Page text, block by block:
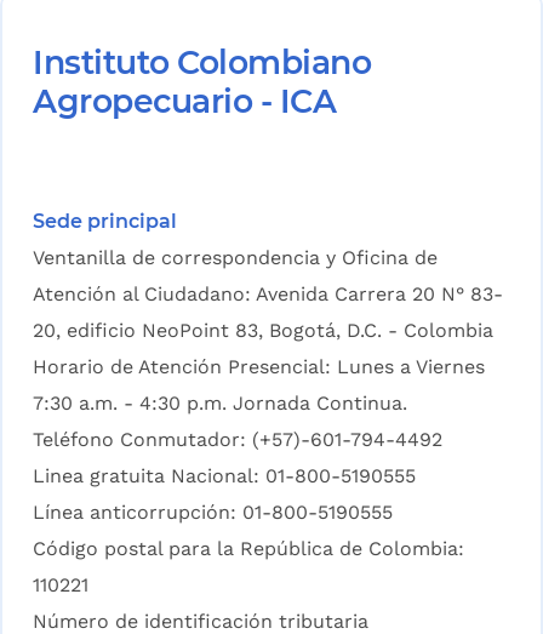
Instituto Colombiano
Agropecuario - ICA
Sede principal
Ventanilla de correspondencia y Oficina de
Atención al Ciudadano: Avenida Carrera 20 N° 83-
20, edificio NeoPoint 83, Bogotá, D.C. - Colombia
Horario de Atención Presencial: Lunes a Viernes
7:30 a.m. - 4:30 p.m. Jornada Continua.
Teléfono Conmutador: (+57)-601-794-4492
Linea gratuita Nacional: 01-800-5190555
Línea anticorrupción: 01-800-5190555
Código postal para la República de Colombia:
110221
Número de identificación tributaria